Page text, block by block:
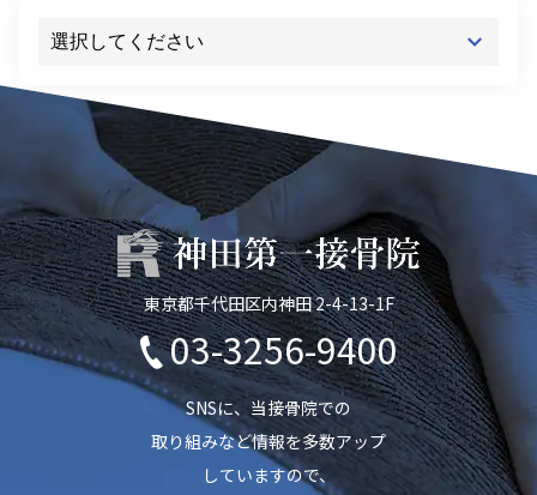
東京都千代田区内神田 2-4-13-1F
03-3256-9400
SNSに、当接骨院での
取り組みなど情報を多数アップ
していますので、